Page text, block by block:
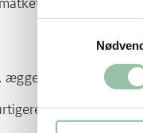
æggene og steg
end at hente